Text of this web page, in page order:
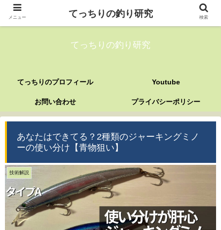
てっちりの釣り研究
てっちりのプロフィール Youtube
お問い合わせ プライバシーポリシー
あなたはできてる？2種類のジャーキングミノ
ーの使い分け【青物狙い】
技術解説
メニュー てっちりの釣り研究 検索